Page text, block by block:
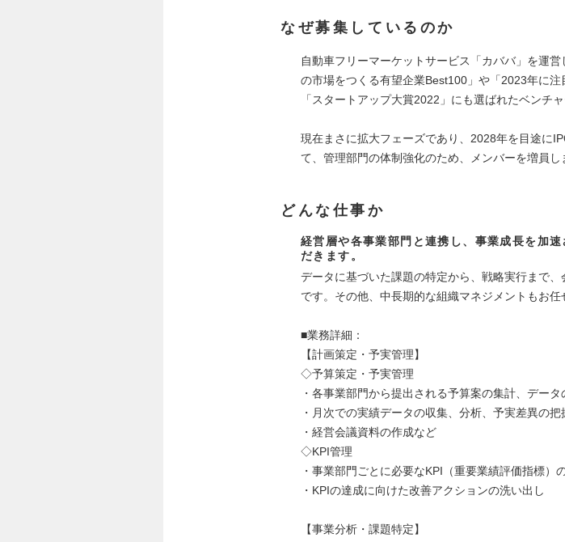
なぜ募集しているのか
自動車フリーマーケットサービス「カババ」を運
の市場をつくる有望企業Best100」や「2023年に
「スタートアップ大賞2022」にも選ばれたベンチャ
現在まさに拡大フェーズであり、2028年を目途に
て、管理部門の体制強化のため、メンバーを増員し
どんな仕事か
経営層や各事業部門と連携し、事業成長を加
だきます。
データに基づいた課題の特定から、戦略実行まで
です。その他、中長期的な組織マネジメントもお任
■業務詳細：
【計画策定・予実管理】
◇予算策定・予実管理
・各事業部門から提出される予算案の集計、データ
・月次での実績データの収集、分析、予実差異の
・経営会議資料の作成など
◇KPI管理
・事業部門ごとに必要なKPI（重要業績評価指標）
・KPIの達成に向けた改善アクションの洗い出し
【事業分析・課題特定】